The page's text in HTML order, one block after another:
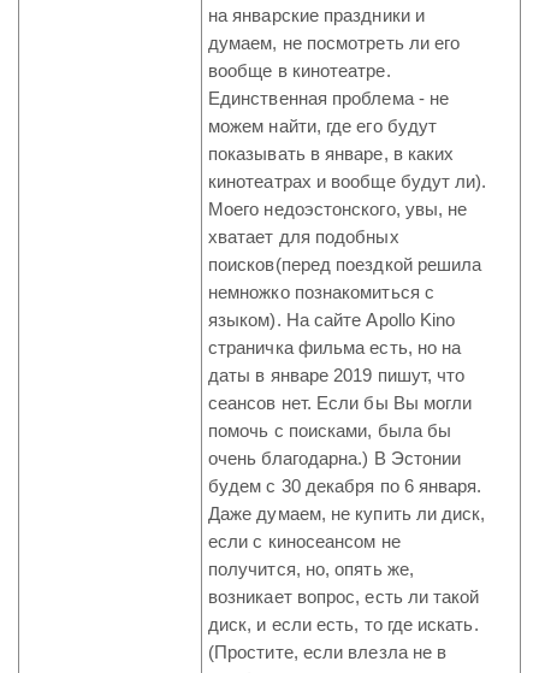
на январские праздники и
думаем, не посмотреть ли его
вообще в кинотеатре.
Единственная проблема - не
можем найти, где его будут
показывать в январе, в каких
кинотеатрах и вообще будут ли).
Моего недоэстонского, увы, не
хватает для подобных
поисков(перед поездкой решила
немножко познакомиться с
языком). На сайте Apollo Kino
страничка фильма есть, но на
даты в январе 2019 пишут, что
сеансов нет. Если бы Вы могли
помочь с поисками, была бы
очень благодарна.) В Эстонии
будем с 30 декабря по 6 января.
Даже думаем, не купить ли диск,
если с киносеансом не
получится, но, опять же,
возникает вопрос, есть ли такой
диск, и если есть, то где искать.
(Простите, если влезла не в